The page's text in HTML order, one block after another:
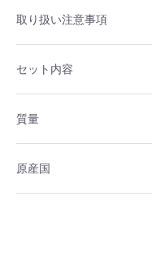
取り扱い注意事項
セット内容
質量
原産国